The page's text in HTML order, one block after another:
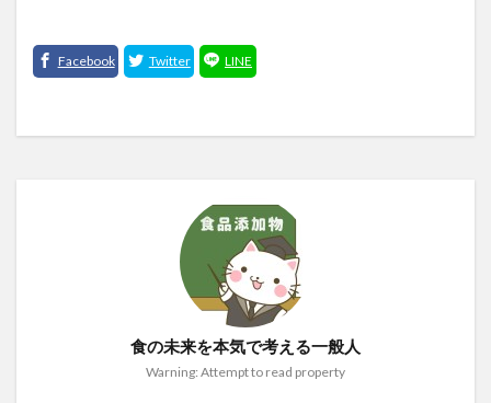
食の未来を本気で考える一般人
Warning: Attempt to read property